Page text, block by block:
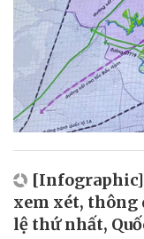
[Infographic]
xem xét, thông
lệ thứ nhất,